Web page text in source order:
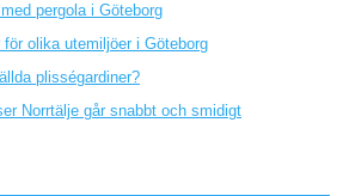
pergola i Göteborg
olika utemiljöer i Göteborg
plisségardiner?
Norrtälje går snabbt och smidigt